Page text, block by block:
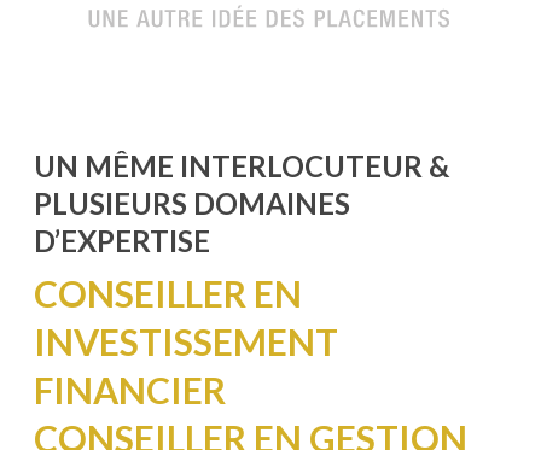
UN MÊME INTERLOCUTEUR &
PLUSIEURS DOMAINES
D’EXPERTISE
CONSEILLER EN
INVESTISSEMENT
FINANCIER
CONSEILLER EN GESTION